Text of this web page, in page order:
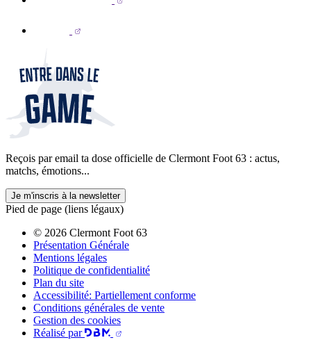
Reçois par email ta dose officielle de Clermont Foot 63 : actus,
matchs, émotions...
Je m'inscris à la newsletter
Pied de page (liens légaux)
© 2026 Clermont Foot 63
Présentation Générale
Mentions légales
Politique de confidentialité
Plan du site
Accessibilité: Partiellement conforme
Conditions générales de vente
Gestion des cookies
Réalisé par